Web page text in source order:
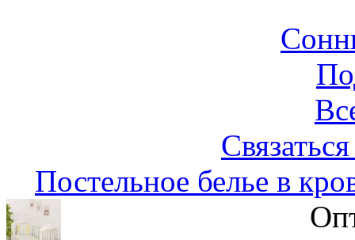
Постельное белье в